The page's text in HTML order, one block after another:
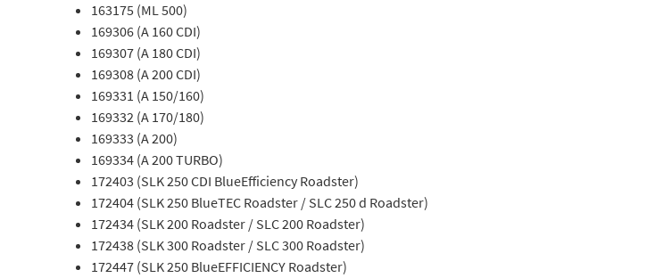
163175 (ML 500)
169306 (A 160 CDI)
169307 (A 180 CDI)
169308 (A 200 CDI)
169331 (A 150/160)
169332 (A 170/180)
169333 (A 200)
169334 (A 200 TURBO)
172403 (SLK 250 CDI BlueEfficiency Roadster)
172404 (SLK 250 BlueTEC Roadster / SLC 250 d Roadster)
172434 (SLK 200 Roadster / SLC 200 Roadster)
172438 (SLK 300 Roadster / SLC 300 Roadster)
172447 (SLK 250 BlueEFFICIENCY Roadster)